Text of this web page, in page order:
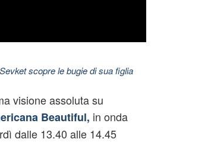
scopre le bugie di sua figlia
visione assoluta su
Beautiful, in onda
dalle 13.40 alle 14.45